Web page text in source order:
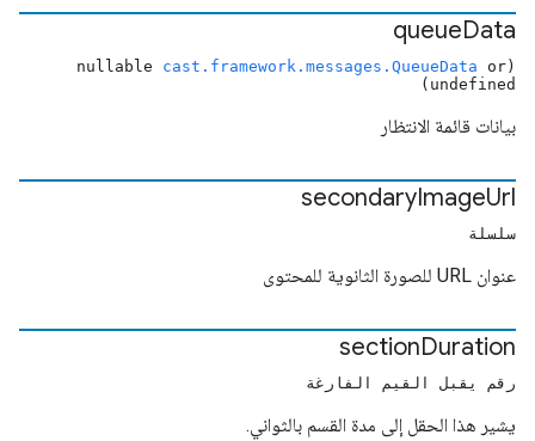
queueData
(nullable
cast.framework.messages.QueueData or
undefined)
بيانات قائمة الانتظار
secondaryImageUrl
سلسلة
عنوان URL للصورة الثانوية للمحتوى
sectionDuration
رقم يقبل القيم الفارغة
يشير هذا الحقل إلى مدة القسم بالثواني.